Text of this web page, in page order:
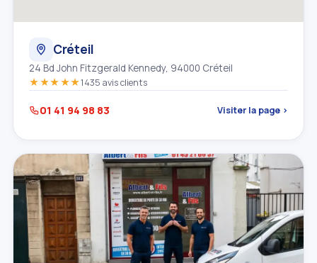
Créteil
24 Bd John Fitzgerald Kennedy, 94000 Créteil
★★★★★1435 avis clients
01 41 94 98 83 Visiter la page ›